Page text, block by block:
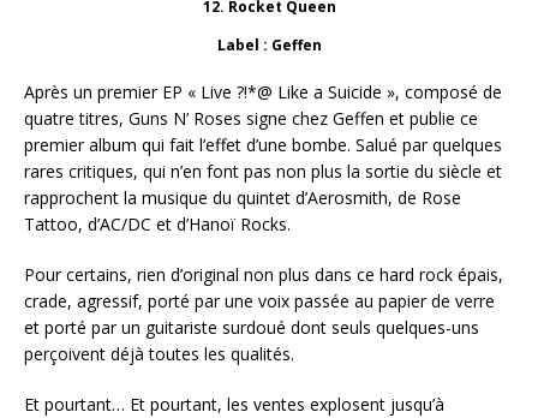
12. Rocket Queen
Label : Geffen
Après un premier EP « Live ?!*@ Like a Suicide », composé de
quatre titres, Guns N’ Roses signe chez Geffen et publie ce
premier album qui fait l’effet d’une bombe. Salué par quelques
rares critiques, qui n’en font pas non plus la sortie du siècle et
rapprochent la musique du quintet d’Aerosmith, de Rose
Tattoo, d’AC/DC et d’Hanoï Rocks.
Pour certains, rien d’original non plus dans ce hard rock épais,
crade, agressif, porté par une voix passée au papier de verre
et porté par un guitariste surdoué dont seuls quelques-uns
perçoivent déjà toutes les qualités.
Et pourtant… Et pourtant, les ventes explosent jusqu’à